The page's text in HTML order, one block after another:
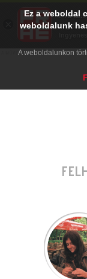
Ez a weboldal
weboldalunk
A weboldalunkon
Digital